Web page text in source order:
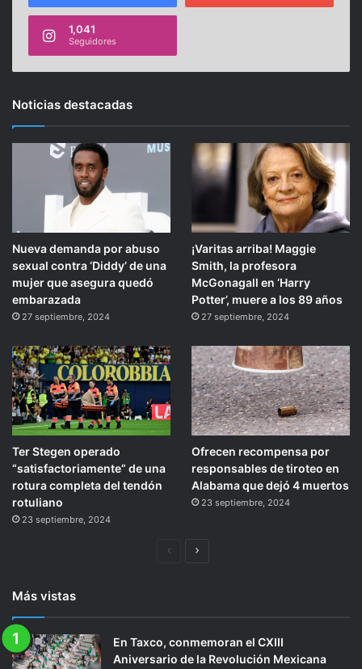
1,041
Seguidores
Noticias destacadas
Nueva demanda por abuso
sexual contra ‘Diddy’ de una
mujer que asegura quedó
embarazada
27 septiembre, 2024
¡Varitas arriba! Maggie
Smith, la profesora
McGonagall en ‘Harry
Potter’, muere a los 89 años
27 septiembre, 2024
Ter Stegen operado
“satisfactoriamente” de una
rotura completa del tendón
rotuliano
23 septiembre, 2024
Ofrecen recompensa por
responsables de tiroteo en
Alabama que dejó 4 muertos
23 septiembre, 2024
PáginaSiguiente
Más vistas
En Taxco, conmemoran el CXIII
Aniversario de la Revolución Mexicana